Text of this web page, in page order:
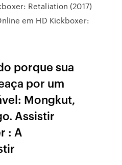
Retaliation (2017)
em HD Kickboxer:
porque sua
por um
Mongkut,
Assistir
: A